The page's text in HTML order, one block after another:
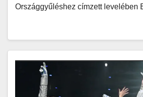
Országgyűléshez címzett levelében